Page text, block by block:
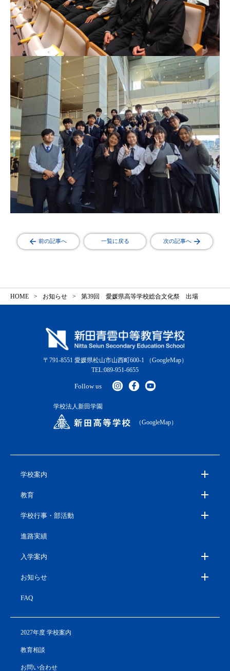
前の記事へ 一覧に戻る 次の記事へ
HOME お知らせ 第39回 愛媛県高等学校総合文化祭 出場
〒791-8551 愛媛県松山市山西町600-1
（GoogleMap）
TEL:089-951-6655
Follow us
学校法人新田学園
（GoogleMap）
学校案内
教育
学校行事・部活動
進路実績
入学案内
お知らせ
FAQ
2027年度 学校案内
教育相談
お問い合わせ